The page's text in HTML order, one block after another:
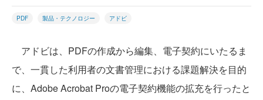
PDF 製品・テクノロジー アドビ
アドビは、PDFの作成から編集、電子契約にいたるま
で、一貫した利用者の文書管理における課題解決を目的
に、Adobe Acrobat Proの電子契約機能の拡充を行ったと